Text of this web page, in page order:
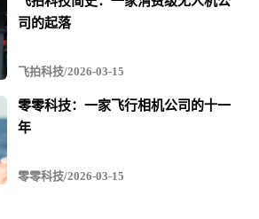
司的起落
飞拍科技/2026-03-15
零零科技：一家飞行相机公司的十一
年
零零科技/2026-03-15